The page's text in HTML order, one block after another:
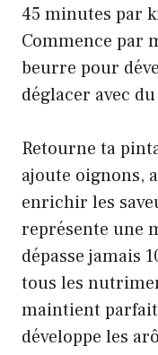
45 minutes par
Commence par
beurre pour
déglacer avec
Retourne ta
ajoute oignons,
enrichir les
représente une
dépasse jamais
tous les
maintient
développe les